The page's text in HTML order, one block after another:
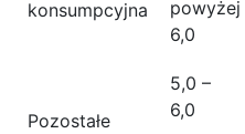
konsumpcyjna
powyżej
6,0
Pozostałe
5,0 –
6,0